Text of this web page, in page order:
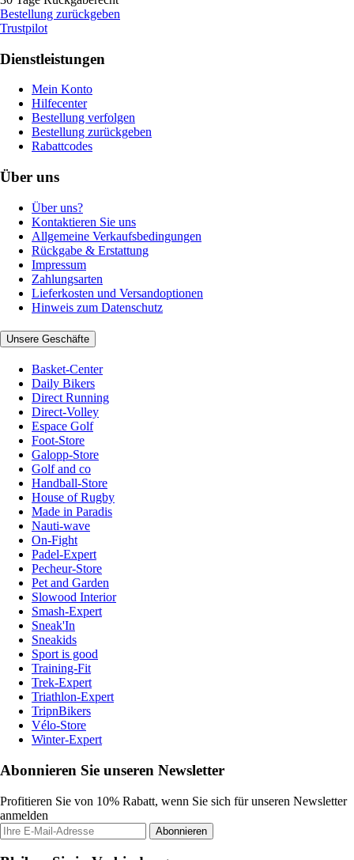
Bestellung zurückgeben
Trustpilot
Dienstleistungen
Mein Konto
Hilfecenter
Bestellung verfolgen
Bestellung zurückgeben
Rabattcodes
Über uns
Über uns?
Kontaktieren Sie uns
Allgemeine Verkaufsbedingungen
Rückgabe & Erstattung
Impressum
Zahlungsarten
Lieferkosten und Versandoptionen
Hinweis zum Datenschutz
Unsere Geschäfte
Basket-Center
Daily Bikers
Direct Running
Direct-Volley
Espace Golf
Foot-Store
Galopp-Store
Golf and co
Handball-Store
House of Rugby
Made in Paradis
Nauti-wave
On-Fight
Padel-Expert
Pecheur-Store
Pet and Garden
Slowood Interior
Smash-Expert
Sneak'In
Sneakids
Sport is good
Training-Fit
Trek-Expert
Triathlon-Expert
TripnBikers
Vélo-Store
Winter-Expert
Abonnieren Sie unseren Newsletter
Profitieren Sie von 10% Rabatt, wenn Sie sich für unseren Newsletter
anmelden
Abonnieren